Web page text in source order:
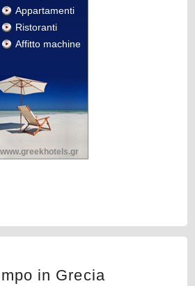
Appartamenti
Ristoranti
Affitto machine
www.greekhotels.gr
in Grecia